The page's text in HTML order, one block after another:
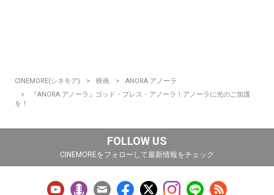
CINEMORE(シネモア) 映画
ANORA アノーラ
『ANORA アノーラ』ゴッド・ブレス・アノーラ！アノーラに光のご加護
を！
FOLLOW US
CINEMOREをフォローして最新情報をチェック